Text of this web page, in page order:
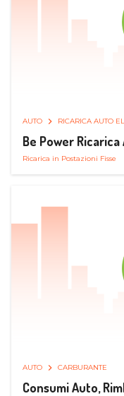
AUTO RICARICA AUTO
Be Power
Ricarica in Postazioni Fisse
AUTO CARBURANTE
Consumi Auto,